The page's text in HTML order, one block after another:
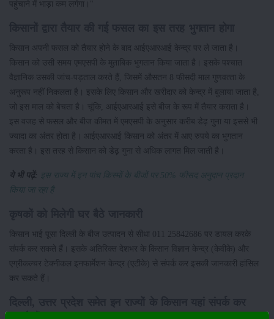
पहुंचाने में भाड़ा कम लगेगा।"
किसान अपनी फसल को तैयार होने के बाद आईएआरआई केन्‍द्र पर ले जाता है।
किसान को उसी समय एमएसपी के मुताबिक भुगतान किया जाता है। इसके पश्चात
वैज्ञानिक उसकी जांच-पड़ताल करते हैं, जिसमें औसतन 8 फीसदी माल गुणवत्‍ता के
अनुरूप नहीं निकलता है। इसके लिए किसान और खरीदार को केन्‍द्र में बुलाया जाता है,
जो इस माल को बेचता है। चूंकि, आईएआरआई इसे बीज के रूप में तैयार कराता है।
इस वजह से फसल और बीज कीमत में एमएसपी के अनुसार करीब डेढ़ गुना या इससे भी
ज्यादा का अंतर होता है। आईएआरआई किसान को अंतर में आए रुपये का भुगतान
करता है। इस तरह से किसान को डेढ़ गुना से अधिक लागत मिल जाती है।
ये भी पढ़ें: इस राज्य में इन पांच किस्मों के बीजों पर 50% फीसद अनुदान प्रदान
किया जा रहा है
किसान भाई पूसा दिल्‍ली के बीज उत्‍पादन से सीधा 011 25842686 पर डायल करके
संपर्क कर सकते हैं। इसके अतिरिक्त देशभर के किसान विज्ञान केन्‍द्र (केवीके) और
एग्रीकल्‍चर टेक्‍नीकल इनफार्मेशन केन्‍द्र (एटीके) से संपर्क कर इसकी जानकारी हांसिल
कर सकते हैं।